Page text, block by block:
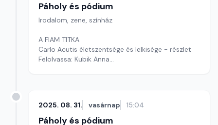
Páholy és pódium
Irodalom, zene, színház
A FIAM TITKA
Carlo Acutis életszentsége és lelkisége - részlet
Felolvassa: Kubik Anna
2025. 08. 31. vasárnap 15:04
Páholy és pódium